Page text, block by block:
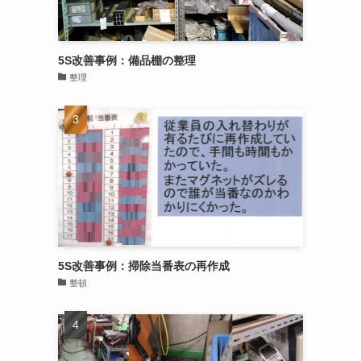
5S改善事例：備品棚の整理
整理
5S改善事例：掃除当番表の再作成
整頓